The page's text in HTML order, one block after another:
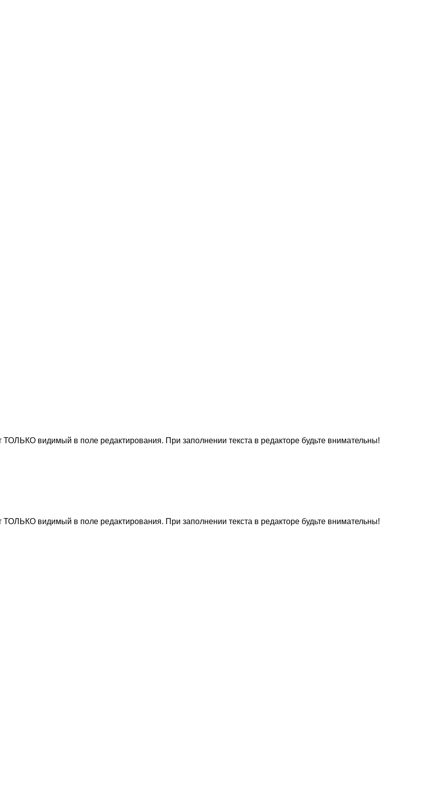
ТОЛЬКО видимый в поле редактирования. При заполнении текста в редакторе будьте внимательны!
ТОЛЬКО видимый в поле редактирования. При заполнении текста в редакторе будьте внимательны!